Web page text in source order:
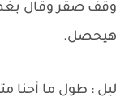
وقف صقر وقال
هيحصل.
ليل : طول ما أحنا